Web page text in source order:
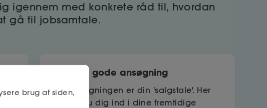
igennem med konkrete råd til, hvordan
gå til jobsamtale.
Den gode ansøgning
Jobansøgningen er din 'salgstale'. Her
skriver du dig ind i dine fremtidige
brug af siden,